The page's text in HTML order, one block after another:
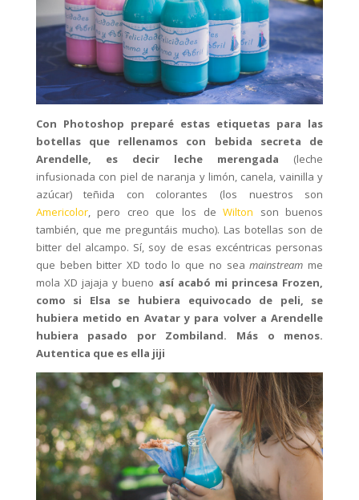
Con Photoshop preparé estas etiquetas para las
botellas que rellenamos con bebida secreta de
Arendelle, es decir leche merengada (leche
infusionada con piel de naranja y limón, canela, vainilla y
azúcar) teñida con colorantes (los nuestros son
Americolor, pero creo que los deWilton son buenos
también, que me preguntáis mucho). Las botellas son de
bitter del alcampo. Sí, soy de esas excéntricas personas
que beben bitter XD todo lo que no seamainstream me
mola XD jajaja y bueno así acabó mi princesa Frozen,
como si Elsa se hubiera equivocado de peli, se
hubiera metido en Avatar y para volver a Arendelle
hubiera pasado por Zombiland. Más o menos.
Autentica que es ella jiji